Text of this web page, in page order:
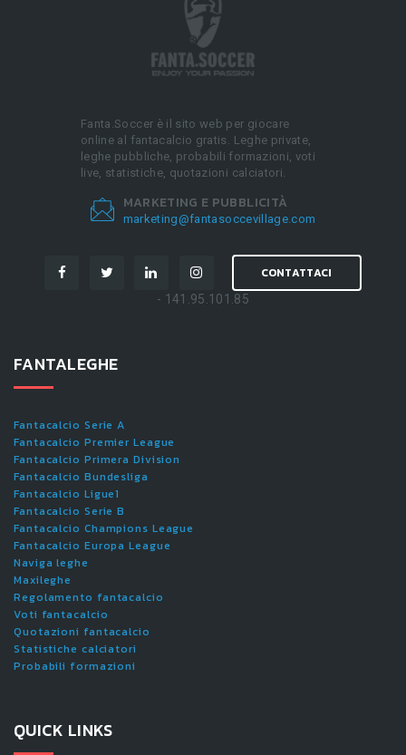
Fanta.Soccer è il sito web per giocare
online al fantacalcio gratis. Leghe private,
leghe pubbliche, probabili formazioni, voti
live, statistiche, quotazioni calciatori.
MARKETING E PUBBLICITÀ
marketing@fantasoccevillage.com
CONTATTACI
- 141.95.101.85
FANTALEGHE
Fantacalcio Serie A
Fantacalcio Premier League
Fantacalcio Primera Division
Fantacalcio Bundesliga
Fantacalcio Ligue1
Fantacalcio Serie B
Fantacalcio Champions League
Fantacalcio Europa League
Naviga leghe
Maxileghe
Regolamento fantacalcio
Voti fantacalcio
Quotazioni fantacalcio
Statistiche calciatori
Probabili formazioni
QUICK LINKS